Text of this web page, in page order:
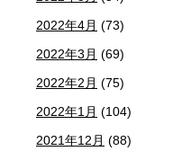
2022年4月 (73)
2022年3月 (69)
2022年2月 (75)
2022年1月 (104)
2021年12月 (88)